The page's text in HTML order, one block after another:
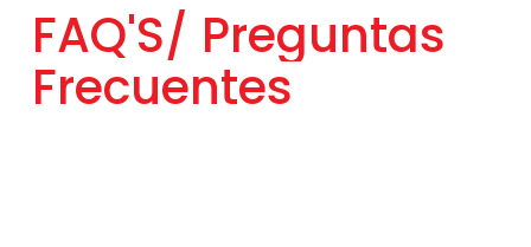
FAQ'S/ Preguntas
Frecuentes